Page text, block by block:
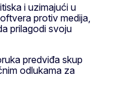
i uzimajući u
protiv medija,
prilagodi svoju
predviđa skup
odlukama za